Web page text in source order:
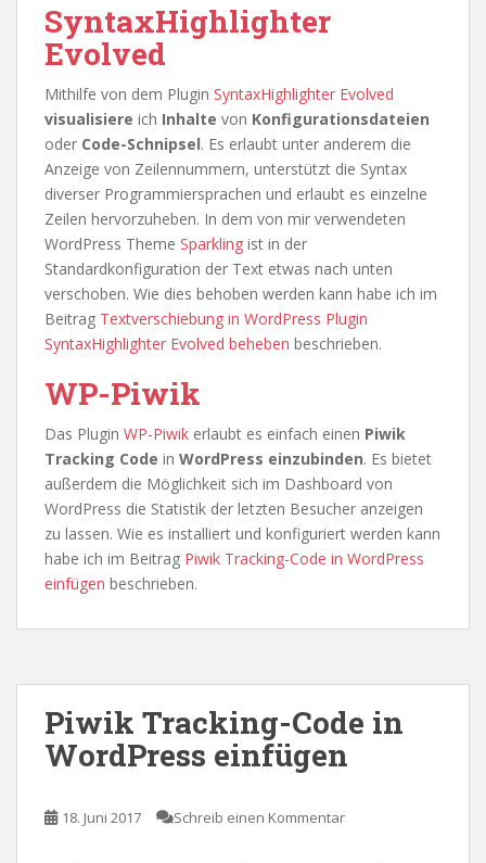
SyntaxHighlighter
Evolved
Mithilfe von dem Plugin SyntaxHighlighter Evolved
visualisiere ich Inhalte von Konfigurationsdateien
oder Code-Schnipsel. Es erlaubt unter anderem die
Anzeige von Zeilennummern, unterstützt die Syntax
diverser Programmiersprachen und erlaubt es einzelne
Zeilen hervorzuheben. In dem von mir verwendeten
WordPress Theme Sparkling ist in der
Standardkonfiguration der Text etwas nach unten
verschoben. Wie dies behoben werden kann habe ich im
Beitrag Textverschiebung in WordPress Plugin
SyntaxHighlighter Evolved beheben beschrieben.
WP-Piwik
Das Plugin WP-Piwik erlaubt es einfach einen Piwik
Tracking Code in WordPress einzubinden. Es bietet
außerdem die Möglichkeit sich im Dashboard von
WordPress die Statistik der letzten Besucher anzeigen
zu lassen. Wie es installiert und konfiguriert werden kann
habe ich im Beitrag Piwik Tracking-Code in WordPress
einfügen beschrieben.
Piwik Tracking-Code in
WordPress einfügen
18. Juni 2017 Schreib einen Kommentar